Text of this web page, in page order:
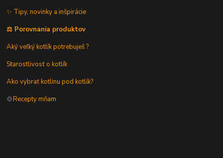
✨ Tipy, novinky a inšpirácie
⚖️ Porovnania produktov
Aký veľký kotlík potrebuješ ?
Starostlivosť o kotlík
Ako vybrať kotlinu pod kotlík?
🍲Recepty mňam